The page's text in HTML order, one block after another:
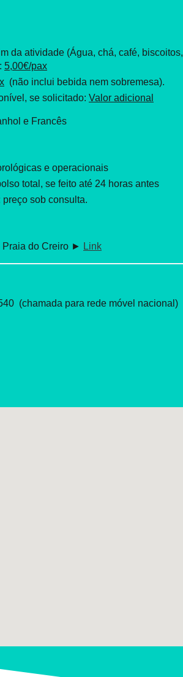
da atividade (Água, chá, café, biscoitos,
5,00€/pax
(não inclui bebida nem sobremesa).
se solicitado: Valor adicional
e Francês
e operacionais
total, se feito até 24 horas antes
sob consulta.
Praia do Creiro ► Link
(chamada para rede móvel nacional)